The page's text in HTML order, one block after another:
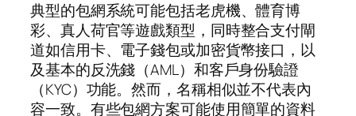
典型的包網系統可能包括老虎機、體育博
彩、真人荷官等遊戲類型，同時整合支付閘
道如信用卡、電子錢包或加密貨幣接口，以
及基本的反洗錢（AML）和客戶身份驗證
（KYC）功能。然而，名稱相似並不代表內
容一致。有些包網方案可能使用簡單的資料